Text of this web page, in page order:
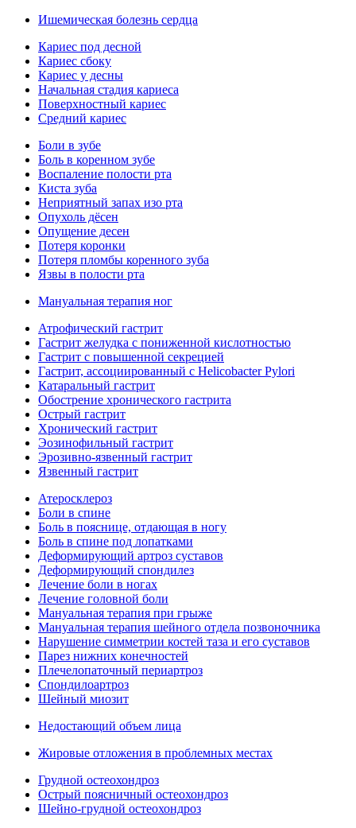
Ишемическая болезнь сердца
Кариес под десной
Кариес сбоку
Кариес у десны
Начальная стадия кариеса
Поверхностный кариес
Средний кариес
Боли в зубе
Боль в коренном зубе
Воспаление полости рта
Киста зуба
Неприятный запах изо рта
Опухоль дёсен
Опущение десен
Потеря коронки
Потеря пломбы коренного зуба
Язвы в полости рта
Мануальная терапия ног
Атрофический гастрит
Гастрит желудка с пониженной кислотностью
Гастрит с повышенной секрецией
Гастрит, ассоциированный с Helicobacter Pylori
Катаральный гастрит
Обострение хронического гастрита
Острый гастрит
Хронический гастрит
Эозинофильный гастрит
Эрозивно-язвенный гастрит
Язвенный гастрит
Атеросклероз
Боли в спине
Боль в пояснице, отдающая в ногу
Боль в спине под лопатками
Деформирующий артроз суставов
Деформирующий спондилез
Лечение боли в ногах
Лечение головной боли
Мануальная терапия при грыже
Мануальная терапия шейного отдела позвоночника
Нарушение симметрии костей таза и его суставов
Парез нижних конечностей
Плечелопаточный периартроз
Спондилоартроз
Шейный миозит
Недостающий объем лица
Жировые отложения в проблемных местах
Грудной остеохондроз
Острый поясничный остеохондроз
Шейно-грудной остеохондроз